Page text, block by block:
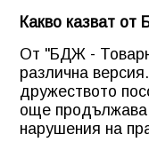
Какво казват от
От "БДЖ -
различна
дружеството
още
нарушения на